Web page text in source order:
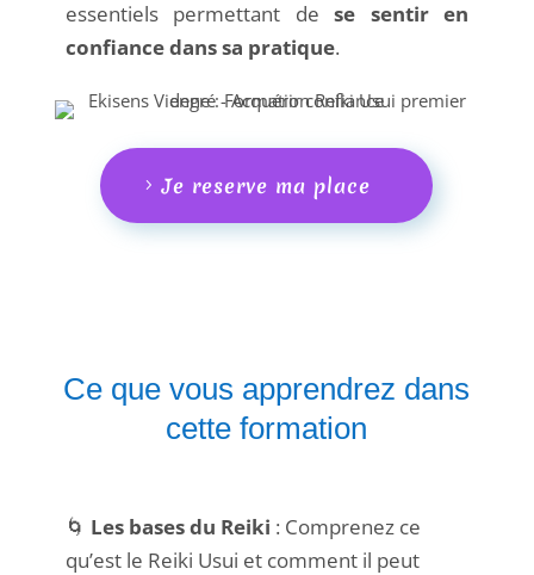
essentiels permettant dese sentir en
confiance dans sa pratique.
Je reserve ma place
Ce que vous apprendrez dans
cette formation
🌀 Les bases du Reiki : Comprenez ce
qu’est le Reiki Usui et comment il peut